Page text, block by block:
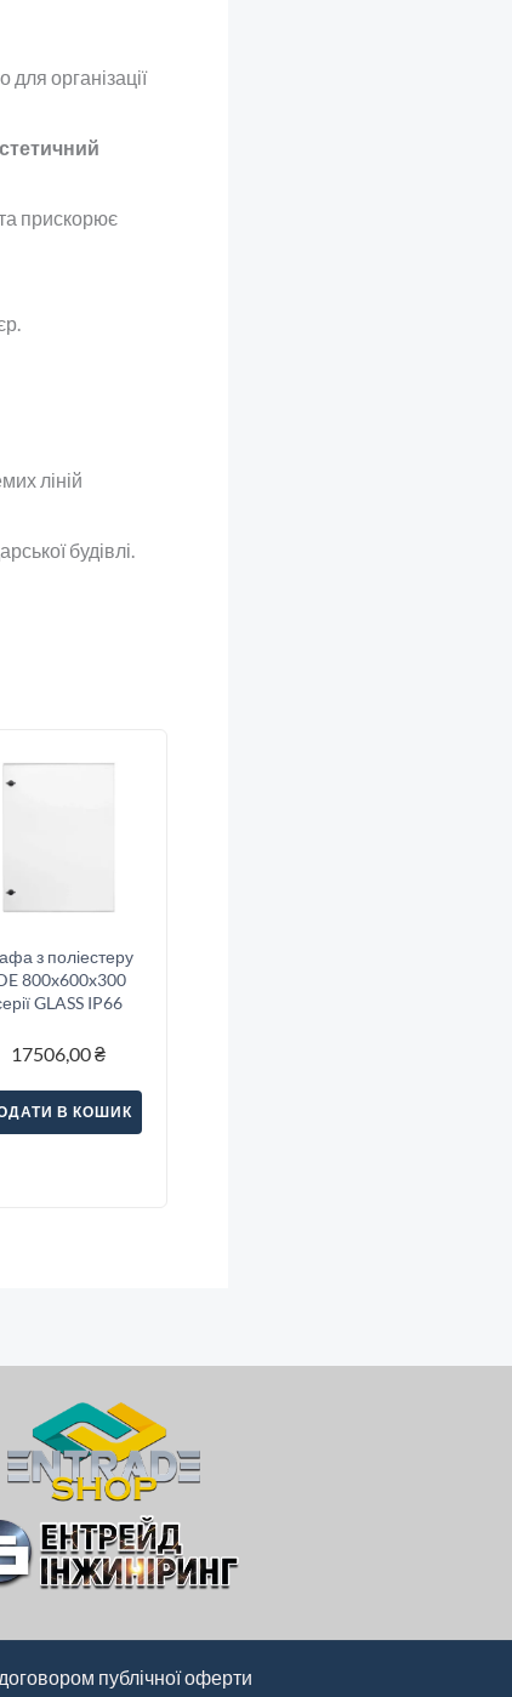
організації
прискорює
ліній
будівлі.
з поліестеру
800x600x300
GLASS IP66
17506,00₴
В КОШИК
публічної оферти